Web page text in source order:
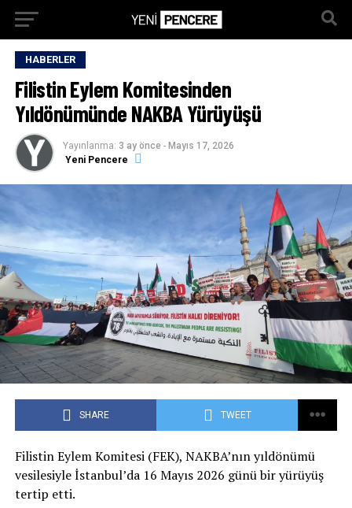
HABERLER
Filistin Eylem Komitesinden
Yıldönümünde NAKBA Yürüyüşü
Yayınlanma: 3 ay önce - Mayıs 17, 2026
Yeni Pencere
SHARE TWEET
Filistin Eylem Komitesi (FEK), NAKBA’nın yıldönümü
vesilesiyle İstanbul’da 16 Mayıs 2026 günü bir yürüyüş
tertip etti.